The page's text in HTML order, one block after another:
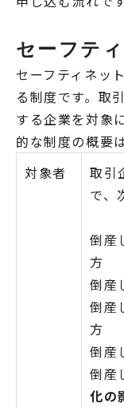
セーフテ
セーフティネッ
る制度です。取
する企業を対象
的な制度の概要
対象者
取引
で、
倒産
方
倒産
倒産
方
倒産
倒産
化の